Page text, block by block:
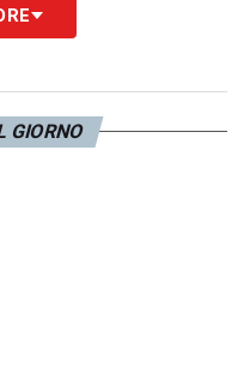
a sua
con un
l’identikit
GIORNO